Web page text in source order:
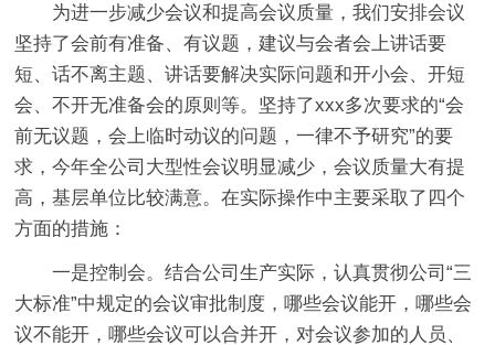
为进一步减少会议和提高会议质量，我们安排会议
坚持了会前有准备、有议题，建议与会者会上讲话要
短、话不离主题、讲话要解决实际问题和开小会、开短
会、不开无准备会的原则等。坚持了xxx多次要求的“会
前无议题，会上临时动议的问题，一律不予研究”的要
求，今年全公司大型性会议明显减少，会议质量大有提
高，基层单位比较满意。在实际操作中主要采取了四个
方面的措施：
一是控制会。结合公司生产实际，认真贯彻公司“三
大标准”中规定的会议审批制度，哪些会议能开，哪些会
议不能开，哪些会议可以合并开，对会议参加的人员、